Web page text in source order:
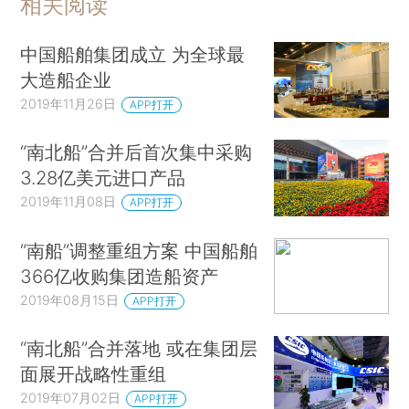
中国船舶集团成立 为全球最
大造船企业
2019年11月26日 APP打开
“南北船”合并后首次集中采购
3.28亿美元进口产品
2019年11月08日 APP打开
“南船”调整重组方案 中国船舶
366亿收购集团造船资产
2019年08月15日 APP打开
“南北船”合并落地 或在集团层
面展开战略性重组
2019年07月02日 APP打开